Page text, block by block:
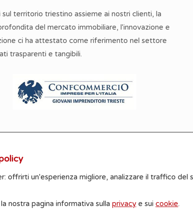
offrirti un'esperienza migliore, analizzare il traffico
nostra pagina informativa sulla privacy e sui cookie.
territorio triestino assieme ai nostri clienti, la
del mercato immobiliare, l'innovazione e
ci ha attestato come riferimento nel settore
trasparenti e tangibili.
le metrature e le foto riportate nel sito sono
© Rigatti Immobiliare